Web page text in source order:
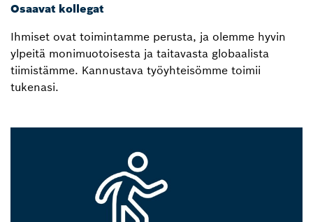
Osaavat kollegat
Ihmiset ovat toimintamme perusta, ja olemme hyvin
ylpeitä monimuotoisesta ja taitavasta globaalista
tiimistämme. Kannustava työyhteisömme toimii
tukenasi.